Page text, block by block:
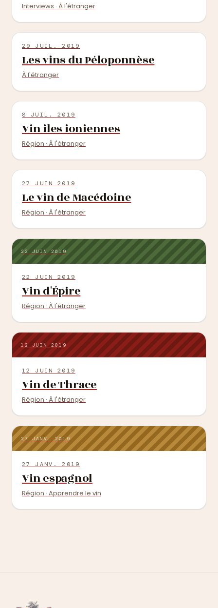
Interviews · À l'étranger
29 JUIL. 2019
Les vins du Péloponnèse
À l'étranger
8 JUIL. 2019
Vin iles ioniennes
Région · À l'étranger
27 JUIN 2019
Le vin de Macédoine
Région · À l'étranger
22 JUIN 2019
22 JUIN 2019
Vin d'Épire
Région · À l'étranger
12 JUIN 2019
12 JUIN 2019
Vin de Thrace
Région · À l'étranger
27 JANV. 2019
27 JANV. 2019
Vin espagnol
Région · Apprendre le vin